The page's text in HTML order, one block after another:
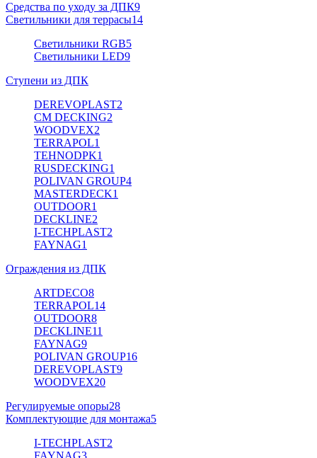
Средства по уходу за ДПК9
Светильники для террасы14
Светильники RGB5
Светильники LED9
Ступени из ДПК
DEREVOPLAST2
CM DECKING2
WOODVEX2
TERRAPOL1
TEHNODPK1
RUSDECKING1
POLIVAN GROUP4
MASTERDECK1
OUTDOOR1
DECKLINE2
I-TECHPLAST2
FAYNAG1
Ограждения из ДПК
ARTDECO8
TERRAPOL14
OUTDOOR8
DECKLINE11
FAYNAG9
POLIVAN GROUP16
DEREVOPLAST9
WOODVEX20
Регулируемые опоры28
Комплектующие для монтажа5
I-TECHPLAST2